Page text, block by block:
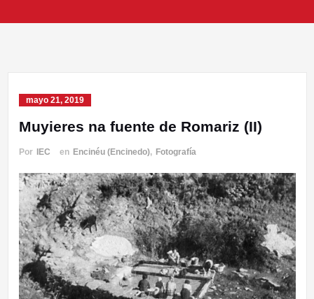
mayo 21, 2019
Muyieres na fuente de Romariz (II)
Por IEC en Encinéu (Encinedo), Fotografía